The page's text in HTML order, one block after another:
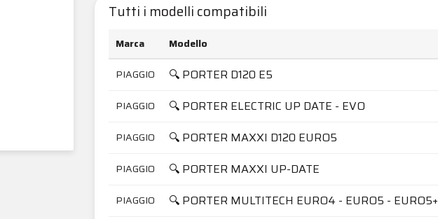
Tutti i modelli compatibili
Marca Modello
PIAGGIO
🔍 PORTER D120 E5
PIAGGIO 🔍 PORTER ELECTRIC UP DATE - EVO
PIAGGIO 🔍 PORTER MAXXI D120 EURO5
PIAGGIO 🔍 PORTER MAXXI UP-DATE
PIAGGIO 🔍 PORTER MULTITECH EURO4 - EURO5 - EURO5+